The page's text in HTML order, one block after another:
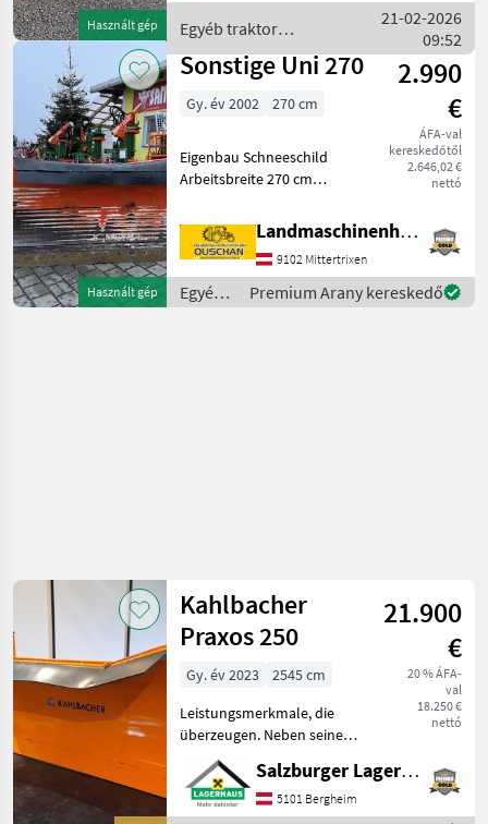
Használt gép
Egyéb traktor
tartozékok / Hydrac
21-02-2026
09:52
Használt gép
Sonstige Uni 270
2.990
€
ÁFA-val
kereskedőtől
2.646,02 €
nettó
Gy. év 2002 270 cm
Eigenbau Schneeschild
Arbeitsbreite 270 cm
45 Grad Schwenkbar Sehr
hohes Schild
Höhenverstellbare
Stützräder Perfekt
Einstellbare
Landmaschinenhandel Ouschan Anton
9102 Mittertrixen
Egyéb
traktor
Premium Arany kereskedő
Kahlbacher
Praxos 250
21.900
€
20 % ÁFA-
val
18.250 €
nettó
Gy. év 2023
2545 cm
Leistungsmerkmale, die
überzeugen. Neben seiner
robusten Konstruktion
beeindruckt der PRAXOS
250 von Kahlbacher durch
Salzburger Lagerhaus-Technik
5101 Bergheim